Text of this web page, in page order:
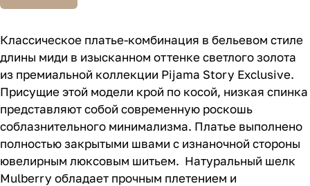
Классическое платье-комбинация в бельевом стиле
длины миди в изысканном оттенке светлого золота
из премиальной коллекции Pijama Story Exclusive.
Присущие этой модели крой по косой, низкая спинка
представляют собой современную роскошь
соблазнительного минимализма. Платье выполнено
полностью закрытыми швами с изнаночной стороны
ювелирным люксовым шитьем. Натуральный шелк
Mulberry обладает прочным плетением и